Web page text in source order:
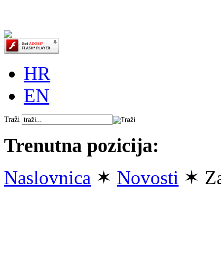
HR
EN
Traži
Trenutna pozicija:
Naslovnica ✶ Novosti ✶